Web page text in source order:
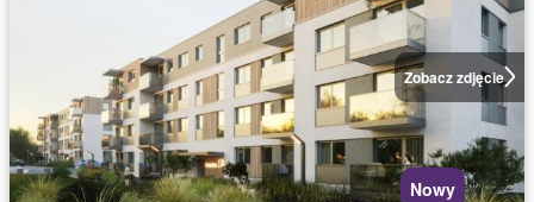
Zobacz zdjęcie
Nowy